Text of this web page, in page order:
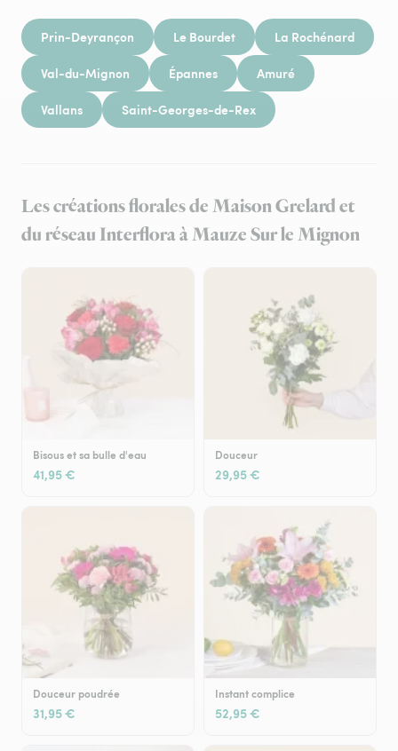
Prin-Deyrançon Le Bourdet La Rochénard
Val-du-Mignon Épannes Amuré
Vallans Saint-Georges-de-Rex
Les créations florales de Maison Grelard et
du réseau Interflora à Mauze Sur le Mignon
Bisous et sa bulle d'eau
41,95 €
Douceur
29,95 €
Douceur poudrée
31,95 €
Instant complice
52,95 €